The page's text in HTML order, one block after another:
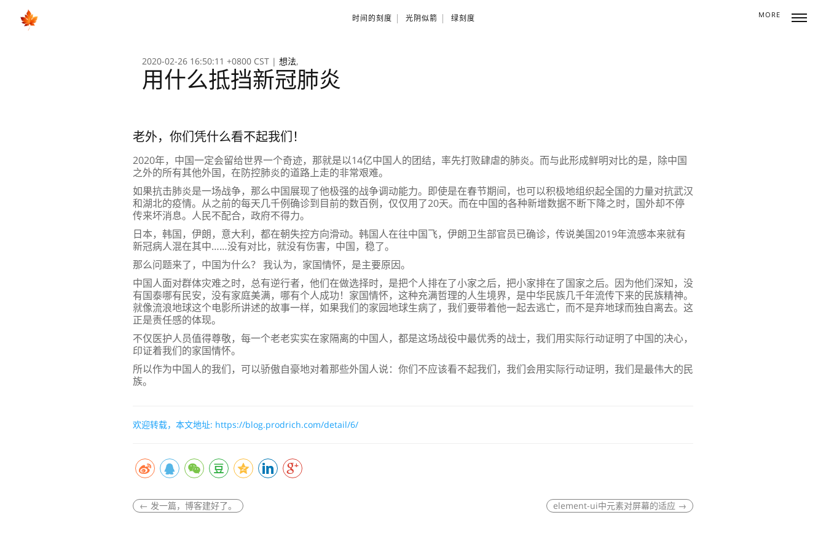
时间的刻度 光阴似箭 绿刻度 MORE
Toggle
2020-02-26 16:50:11 +0800 CST | 想法,
用什么抵挡新冠肺炎
老外，你们凭什么看不起我们！
2020年，中国一定会留给世界一个奇迹，那就是以14亿中国人的团结，率先打败肆虐的肺炎。而与此形成鲜明对比的是，除中国
之外的所有其他外国，在防控肺炎的道路上走的非常艰难。
如果抗击肺炎是一场战争，那么中国展现了他极强的战争调动能力。即使是在春节期间，也可以积极地组织起全国的力量对抗武汉
和湖北的疫情。从之前的每天几千例确诊到目前的数百例，仅仅用了20天。而在中国的各种新增数据不断下降之时，国外却不停
传来坏消息。人民不配合，政府不得力。
日本，韩国，伊朗，意大利，都在朝失控方向滑动。韩国人在往中国飞，伊朗卫生部官员已确诊，传说美国2019年流感本来就有
新冠病人混在其中……没有对比，就没有伤害，中国，稳了。
那么问题来了，中国为什么？ 我认为，家国情怀，是主要原因。
中国人面对群体灾难之时，总有逆行者，他们在做选择时，是把个人排在了小家之后，把小家排在了国家之后。因为他们深知，没
有国泰哪有民安，没有家庭美满，哪有个人成功！家国情怀，这种充满哲理的人生境界，是中华民族几千年流传下来的民族精神。
就像流浪地球这个电影所讲述的故事一样，如果我们的家园地球生病了，我们要带着他一起去逃亡，而不是弃地球而独自离去。这
正是责任感的体现。
不仅医护人员值得尊敬，每一个老老实实在家隔离的中国人，都是这场战役中最优秀的战士，我们用实际行动证明了中国的决心，
印证着我们的家国情怀。
所以作为中国人的我们，可以骄傲自豪地对着那些外国人说：你们不应该看不起我们，我们会用实际行动证明，我们是最伟大的民
族。
欢迎转载，本文地址: https://blog.prodrich.com/detail/6/
← 发一篇，博客建好了。 element-ui中元素对屏幕的适应 →